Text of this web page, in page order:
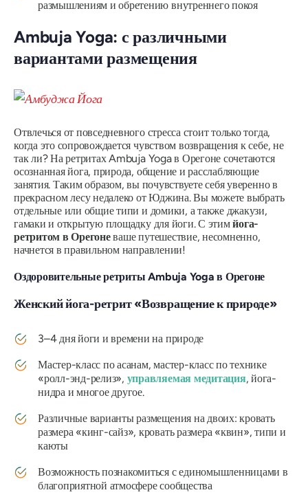
размышлениям и обретению внутреннего покоя
Ambuja Yoga: с различными
вариантами размещения
Отвлечься от повседневного стресса стоит только тогда,
когда это сопровождается чувством возвращения к себе, не
так ли? На ретритах Ambuja Yoga в Орегоне сочетаются
осознанная йога, природа, общение и расслабляющие
занятия. Таким образом, вы почувствуете себя уверенно в
прекрасном лесу недалеко от Юджина. Вы можете выбрать
отдельные или общие типи и домики, а также джакузи,
гамаки и открытую площадку для йоги. С этимйога-
ретритом в Орегоневаше путешествие, несомненно,
начнется в правильном направлении!
Оздоровительные ретриты Ambuja Yoga в Орегоне
Женский йога-ретрит «Возвращение к природе»
3–4 дня йоги и времени на природе
Мастер-класс по асанам, мастер-класс по технике
«ролл-энд-релиз», управляемая медитация, йога-
нидра и многое другое.
Различные варианты размещения на двоих: кровать
размера «кинг-сайз», кровать размера «квин», типи и
каюты
Возможность познакомиться с единомышленницами в
благоприятной атмосфере сообщества